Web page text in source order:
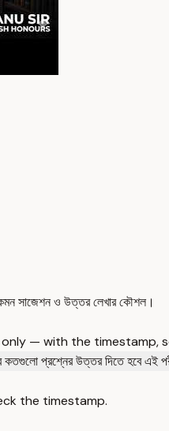
কমন সাজেশন ও উত্তর লেখার কৌশল।
— with the timestamp,
কতগুলো প্রশ্নের উত্তর দিতে হবে এই
the timestamp.